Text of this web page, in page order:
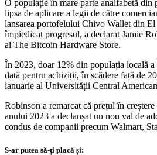
O populație în mare parte analfabetă din
lipsa de aplicare a legii de către
lansarea portofelului Chivo Wallet din
împiedicat progresul, a declarat Jamie
al The Bitcoin Hardware Store.
În 2023, doar 12% din populația locală
dată pentru achiziții, în scădere față de
ianuarie al Universității Central
Robinson a remarcat că prețul în
anului 2023 a declanșat un nou val de
condus de companii precum Walmart,
S-ar putea să-ți placă și: